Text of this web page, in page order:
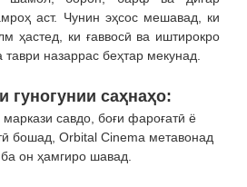
аст. Чунин эҳсос мешавад, ки
ҳастед, ки ғаввосӣ ва иштирокро
назаррас беҳтар мекунад.
гуногунии саҳнаҳо:
савдо, боғи фароғатӣ ё
бошад, Orbital Cinema метавонад
он ҳамгиро шавад.